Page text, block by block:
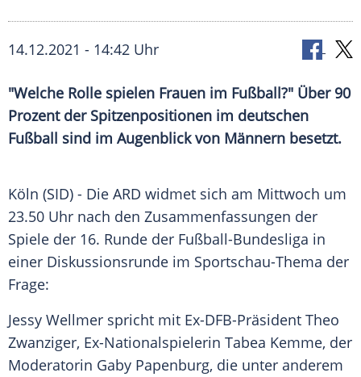
14.12.2021 - 14:42 Uhr
"Welche Rolle spielen Frauen im Fußball?" Über 90
Prozent der Spitzenpositionen im deutschen
Fußball sind im Augenblick von Männern besetzt.
Köln (SID) - Die ARD widmet sich am Mittwoch um
23.50 Uhr nach den Zusammenfassungen der
Spiele der 16. Runde der Fußball-Bundesliga in
einer Diskussionsrunde im Sportschau-Thema der
Frage:
Jessy Wellmer spricht mit Ex-DFB-Präsident Theo
Zwanziger, Ex-Nationalspielerin Tabea Kemme, der
Moderatorin Gaby Papenburg, die unter anderem